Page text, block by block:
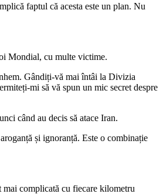
faptul că acesta este un plan. Nu
Mondial, cu multe victime.
Gândiți-vă mai întâi la Divizia
mi să vă spun un mic secret despre
când au decis să atace Iran.
și ignoranță. Este o combinație
complicată cu fiecare kilometru